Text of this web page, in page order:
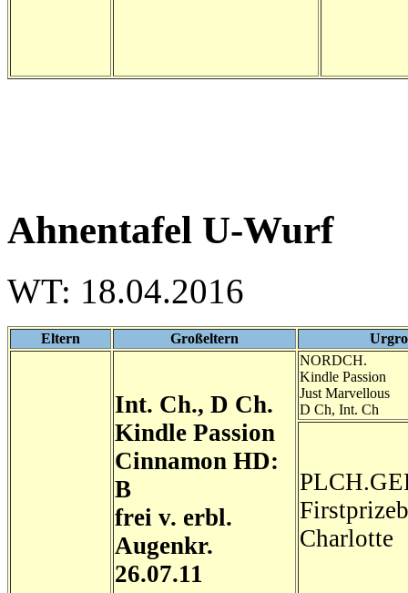
Ahnentafel U-Wurf
WT: 18.04.2016
Eltern Großeltern
Int. Ch., D Ch.
Kindle Passion
Cinnamon HD:
B
frei v. erbl.
Augenkr.
26.07.11
NORDCH.
Kindle Passion
Just Marvellous
D Ch, Int. Ch
Charlotte